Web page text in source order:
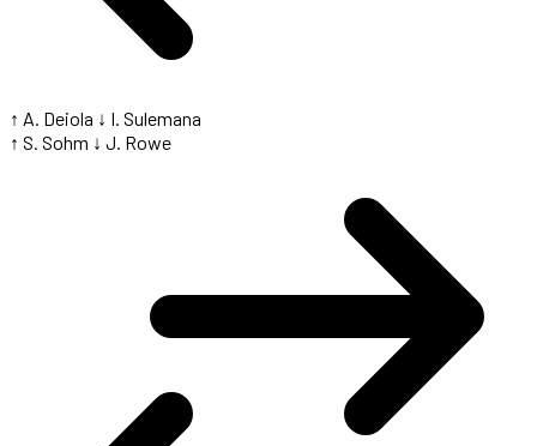
↑ A. Deiola ↓ I. Sulemana
↑ S. Sohm ↓ J. Rowe